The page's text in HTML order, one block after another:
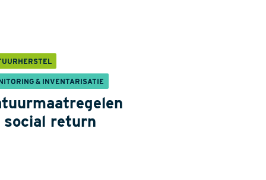
& INVENTARISATIE
social return